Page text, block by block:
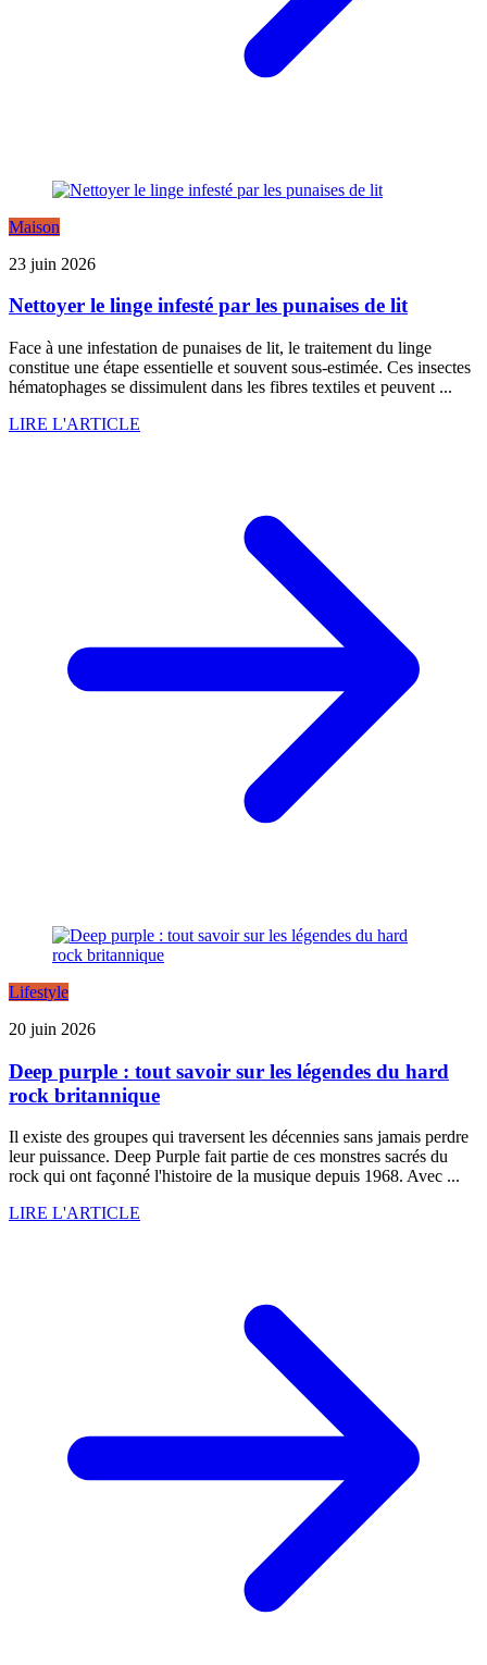
Maison
23 juin 2026
Nettoyer le linge infesté par les punaises de lit
Face à une infestation de punaises de lit, le traitement du linge
constitue une étape essentielle et souvent sous-estimée. Ces insectes
hématophages se dissimulent dans les fibres textiles et peuvent ...
LIRE L'ARTICLE
Lifestyle
20 juin 2026
Deep purple : tout savoir sur les légendes du hard
rock britannique
Il existe des groupes qui traversent les décennies sans jamais perdre
leur puissance. Deep Purple fait partie de ces monstres sacrés du
rock qui ont façonné l'histoire de la musique depuis 1968. Avec ...
LIRE L'ARTICLE